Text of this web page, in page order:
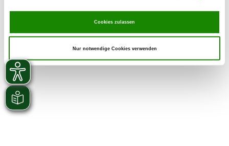
Cookies zulassen
Nur notwendige Cookies verwenden